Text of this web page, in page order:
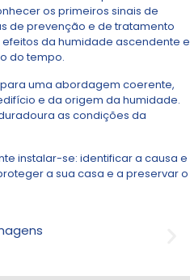
os primeiros sinais de
de prevenção e de tratamento
da humidade ascendente e
do tempo.
uma abordagem coerente,
e da origem da humidade.
as condições da
instalar-se: identificar a causa e
a sua casa e a preservar o